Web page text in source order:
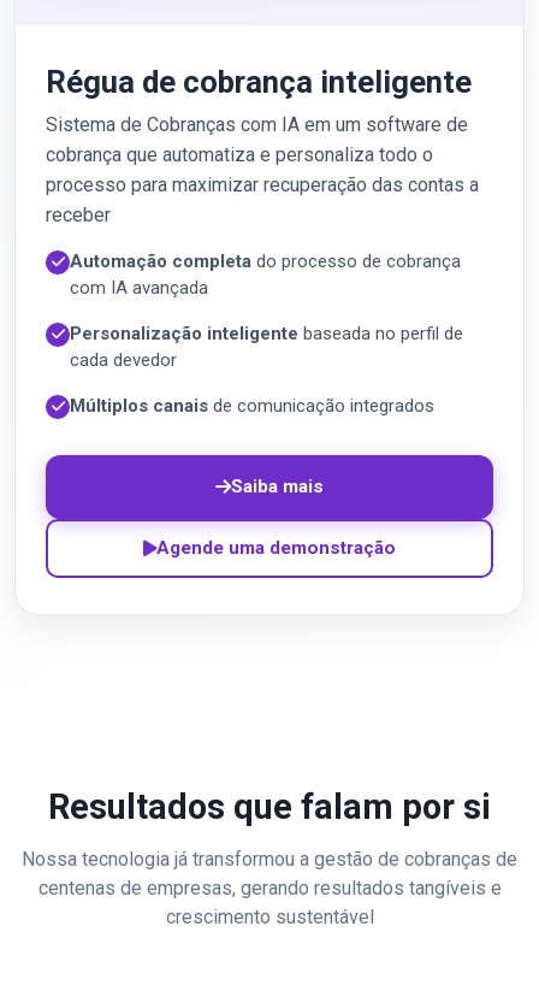
Régua de cobrança inteligente
Sistema de Cobranças com IA em um software de
cobrança que automatiza e personaliza todo o
processo para maximizar recuperação das contas a
receber
Automação completa do processo de cobrança
com IA avançada
Personalização inteligente baseada no perfil de
cada devedor
Múltiplos canais de comunicação integrados
Saiba mais
Agende uma demonstração
Resultados que falam por si
Nossa tecnologia já transformou a gestão de cobranças de
centenas de empresas, gerando resultados tangíveis e
crescimento sustentável